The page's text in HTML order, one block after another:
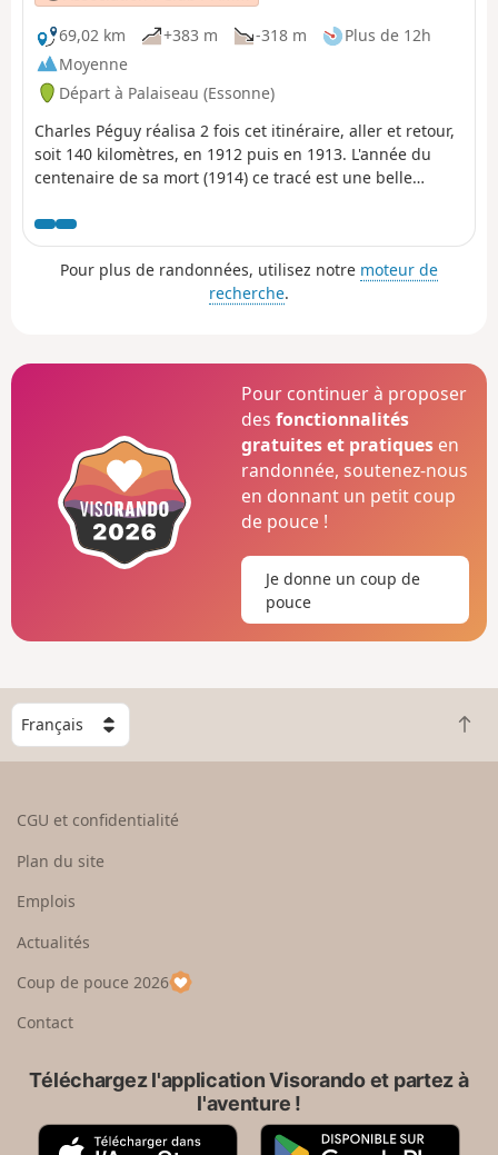
69,02 km
+383 m -318 m
Plus de 12h
Moyenne
Départ à Palaiseau (Essonne)
Charles Péguy réalisa 2 fois cet itinéraire, aller et retour,
soit 140 kilomètres, en 1912 puis en 1913. L'année du
centenaire de sa mort (1914) ce tracé est une belle
surpris de la variété des paysages traversés: vallée de
Chevreuse, Hurepoix, Beauce et de la beauté des villes
(Gometz, Limours, Dourdan, Ablis...) jusqu’à l'apothéose
finale : "la flèche inimitable" de Chartres, vue à 17
Pour plus de randonnées, utilisez notre moteur de
recherche.
Pour continuer à proposer
desfonctionnalités
gratuites et pratiques en
randonnée, soutenez-nous
en donnant un petit coup
de pouce !
Je donne un coup de
pouce
C
h
o
e
u
p
a
R
e
CGU et confidentialité
Plan du site
Emplois
Actualités
Coup de pouce 2026
Contact
Téléchargez l'application Visorando et partez à
l'aventure !
A
G